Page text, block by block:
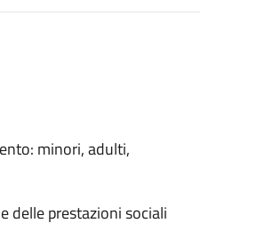
minori, adulti,
delle prestazioni sociali